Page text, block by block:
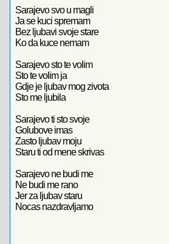
Sarajevo svo u magli
Ja se kuci spremam
Bez ljubavi svoje stare
Ko da kuce nemam
Sarajevo sto te volim
Sto te volim ja
Gdje je ljubav mog zivota
Sto me ljubila
Sarajevo ti sto svoje
Golubove imas
Zasto ljubav moju
Staru ti od mene skrivas
Sarajevo ne budi me
Ne budi me rano
Jer za ljubav staru
Nocas nazdravljamo